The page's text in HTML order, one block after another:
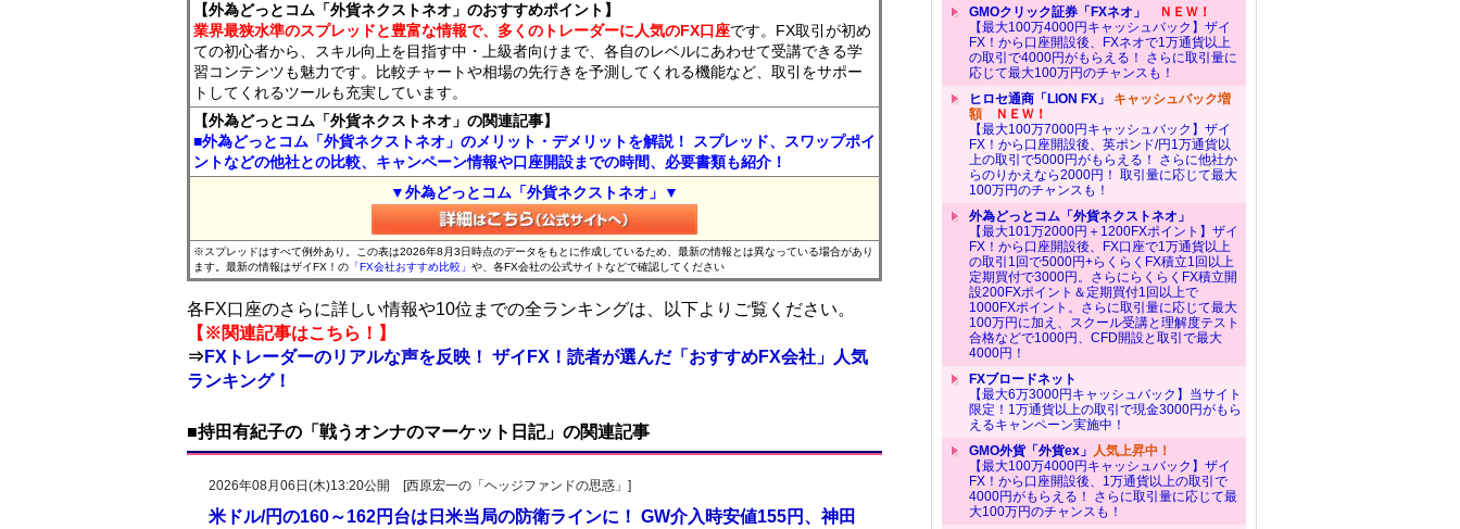
【外為どっとコム「外貨ネクストネオ」のおすすめポイント】
業界最狭水準のスプレッドと豊富な情報で、多くのトレーダーに人気のFX口座です。FX取引が初め
ての初心者から、スキル向上を目指す中・上級者向けまで、各自のレベルにあわせて受講できる学
習コンテンツも魅力です。比較チャートや相場の先行きを予測してくれる機能など、取引をサポー
トしてくれるツールも充実しています。
【外為どっとコム「外貨ネクストネオ」の関連記事】
■外為どっとコム「外貨ネクストネオ」のメリット・デメリットを解説！ スプレッド、スワップポイ
ントなどの他社との比較、キャンペーン情報や口座開設までの時間、必要書類も紹介！
▼外為どっとコム「外貨ネクストネオ」▼
※スプレッドはすべて例外あり。この表は2026年8月3日時点のデータをもとに作成しているため、最新の情報とは異なっている場合があり
ます。最新の情報はザイFX！の 「FX会社おすすめ比較」 や、各FX会社の公式サイトなどで確認してください
各FX口座のさらに詳しい情報や10位までの全ランキングは、以下よりご覧ください。
【※関連記事はこちら！】
⇒FXトレーダーのリアルな声を反映！ ザイFX！読者が選んだ「おすすめFX会社」人気
ランキング！
■持田有紀子の「戦うオンナのマーケット日記」の関連記事
2026年08月06日(木)13:20公開 [西原宏一の「ヘッジファンドの思惑」]
米ドル/円の160～162円台は日米当局の防衛ラインに！ GW介入時安値155円、神田
GMOクリック証券「FXネオ」
ＮＥＷ！
【最大100万4000円キャッシュバック】ザイ
FX！から口座開設後、FXネオで1万通貨以上
の取引で4000円がもらえる！ さらに取引量に
応じて最大100万円のチャンスも！
ヒロセ通商「LION FX」 キャッシュバック増
額ＮＥＷ！
【最大100万7000円キャッシュバック】ザイ
FX！から口座開設後、英ポンド/円1万通貨以
上の取引で5000円がもらえる！ さらに他社か
らのりかえなら2000円！ 取引量に応じて最大
100万円のチャンスも！
外為どっとコム「外貨ネクストネオ」
【最大101万2000円＋1200FXポイント】ザイ
FX！から口座開設後、FX口座で1万通貨以上
の取引1回で5000円+らくらくFX積立1回以上
定期買付で3000円。さらにらくらくFX積立開
設200FXポイント＆定期買付1回以上で
1000FXポイント。さらに取引量に応じて最大
100万円に加え、スクール受講と理解度テスト
合格などで1000円、CFD開設と取引で最大
4000円！
FXブロードネット
【最大6万3000円キャッシュバック】当サイト
限定！1万通貨以上の取引で現金3000円がもら
えるキャンペーン実施中！
GMO外貨「外貨ex」 人気上昇中！
【最大100万4000円キャッシュバック】ザイ
FX！から口座開設後、1万通貨以上の取引で
4000円がもらえる！ さらに取引量に応じて最
大100万円のチャンスも！